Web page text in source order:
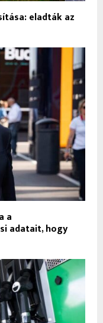
eladták az
a
adatait, hogy